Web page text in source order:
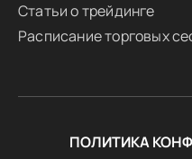
Статьи о трейдинге
Расписание торговых
ПОЛИТИКА